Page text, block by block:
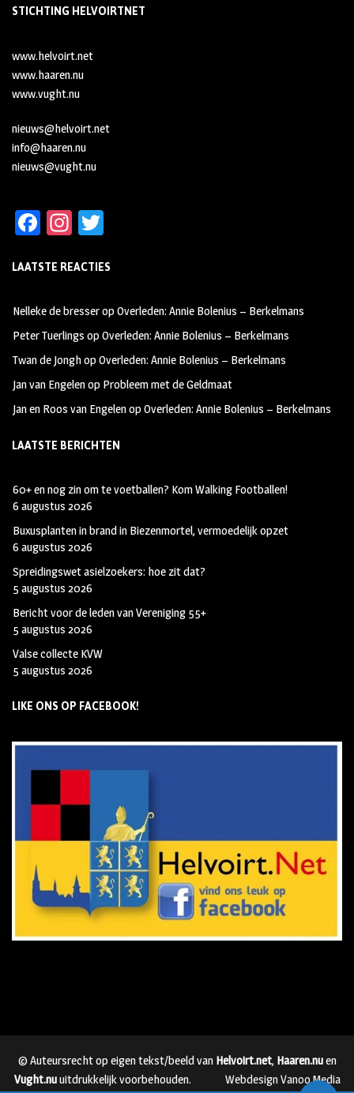
STICHTING HELVOIRTNET
www.helvoirt.net
www.haaren.nu
www.vught.nu
nieuws@helvoirt.net
info@haaren.nu
nieuws@vught.nu
Fa
b
oo
k
In
ag
m
tt
LAATSTE REACTIES
Nelleke de bresseropOverleden: Annie Bolenius – Berkelmans
Peter Tuerlings opOverleden: Annie Bolenius – Berkelmans
Twan de JonghopOverleden: Annie Bolenius – Berkelmans
Jan van Engelenop Probleem met de Geldmaat
Jan en Roos van EngelenopOverleden: Annie Bolenius – Berkelmans
LAATSTE BERICHTEN
60+ en nog zin om te voetballen? Kom Walking Footballen!
6 augustus 2026
Buxusplanten in brand in Biezenmortel, vermoedelijk opzet
6 augustus 2026
Spreidingswet asielzoekers: hoe zit dat?
5 augustus 2026
Bericht voor de leden van Vereniging 55+
5 augustus 2026
Valse collecte KVW
5 augustus 2026
LIKE ONS OP FACEBOOK!
© Auteursrecht op eigen tekst/beeld van Helvoirt.net, Haaren.nuen
Vught.nuuitdrukkelijk voorbehouden.
Webdesign Vanoo Media